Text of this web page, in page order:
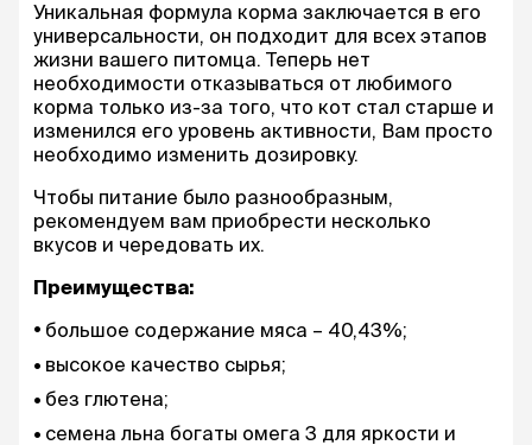
Уникальная формула корма заключается в его
универсальности, он подходит для всех этапов
жизни вашего питомца. Теперь нет
необходимости отказываться от любимого
корма только из-за того, что кот стал старше и
изменился его уровень активности, Вам просто
необходимо изменить дозировку.
Чтобы питание было разнообразным,
рекомендуем вам приобрести несколько
вкусов и чередовать их.
Преимущества:
большое содержание мяса – 40,43%;
высокое качество сырья;
без глютена;
семена льна богаты омега 3 для яркости и